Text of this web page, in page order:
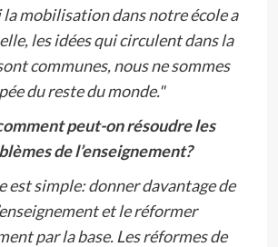
la mobilisation dans notre école a
les idées qui circulent dans la
communes, nous ne sommes
du reste du monde."
peut-on résoudre les
de l’enseignement?
est simple: donner davantage de
et le réformer
par la base. Les réformes de